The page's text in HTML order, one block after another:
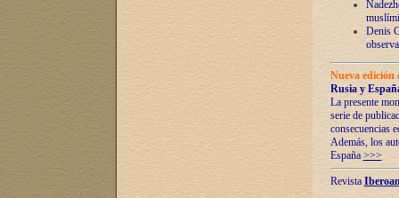
Denis
Nueva
Rusia y
La presente
serie de
consecuencias
Además, los
España >>>
Revista